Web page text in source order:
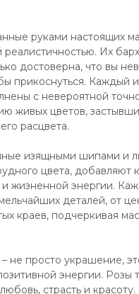
руками настоящих
Их
достоверна, что вы
прикоснуться. Каждый
с невероятной
живых цветов,
расцвета.
изящными шипами и
цвета, добавляют
и жизненной энергии.
деталей, от
краев, подчеркивая
не просто украшение,
энергии. Розы
страсть и красоту.